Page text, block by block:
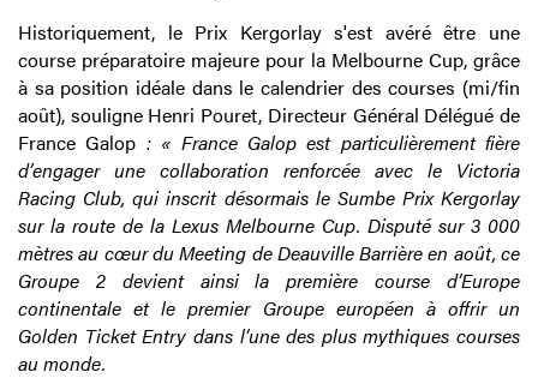
Historiquement, le Prix Kergorlay s'est avéré être une
course préparatoire majeure pour la Melbourne Cup, grâce
à sa position idéale dans le calendrier des courses (mi/fin
août), souligne Henri Pouret, Directeur Général Délégué de
France Galop : « France Galop est particulièrement fière
d’engager une collaboration renforcée avec le Victoria
Racing Club, qui inscrit désormais le Sumbe Prix Kergorlay
sur la route de la Lexus Melbourne Cup. Disputé sur 3 000
mètres au cœur du Meeting de Deauville Barrière en août, ce
Groupe 2 devient ainsi la première course d’Europe
continentale et le premier Groupe européen à offrir un
Golden Ticket Entry dans l’une des plus mythiques courses
au monde.